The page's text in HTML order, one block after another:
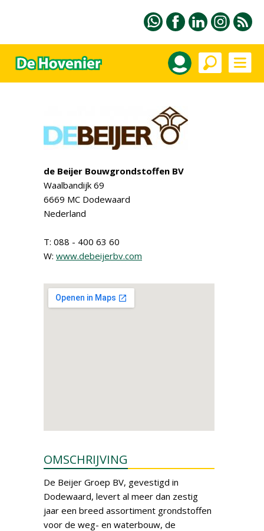
de Beijer Bouwgrondstoffen BV
Waalbandijk 69
6669 MC Dodewaard
Nederland
T: 088 - 400 63 60
W: www.debeijerbv.com
OMSCHRIJVING
De Beijer Groep BV, gevestigd in
Dodewaard, levert al meer dan zestig
jaar een breed assortiment grondstoffen
voor de weg- en waterbouw, de